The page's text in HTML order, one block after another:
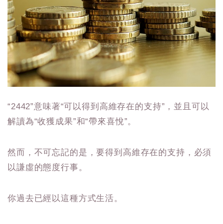
“2442”意味著“可以得到高維存在的支持”，並且可以
解讀為“收獲成果”和“帶來喜悅”。
然而，不可忘記的是，要得到高維存在的支持，必須
以謙虛的態度行事。
你過去已經以這種方式生活。